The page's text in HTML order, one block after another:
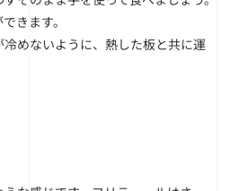
きます。
めないように、熱した板と共に運